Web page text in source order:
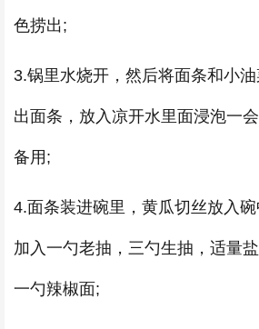
色捞出;
3.锅里水烧开，然后将面条和小
出面条，放入凉开水里面浸泡一
备用;
4.面条装进碗里，黄瓜切丝放入碗
加入一勺老抽，三勺生抽，适量
一勺辣椒面;